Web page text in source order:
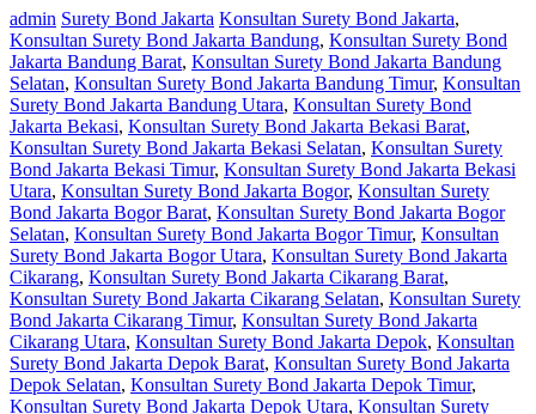
admin Surety Bond Jakarta Konsultan Surety Bond Jakarta,
Konsultan Surety Bond Jakarta Bandung, Konsultan Surety Bond
Jakarta Bandung Barat, Konsultan Surety Bond Jakarta Bandung
Selatan, Konsultan Surety Bond Jakarta Bandung Timur, Konsultan
Surety Bond Jakarta Bandung Utara, Konsultan Surety Bond
Jakarta Bekasi, Konsultan Surety Bond Jakarta Bekasi Barat,
Konsultan Surety Bond Jakarta Bekasi Selatan, Konsultan Surety
Bond Jakarta Bekasi Timur, Konsultan Surety Bond Jakarta Bekasi
Utara, Konsultan Surety Bond Jakarta Bogor, Konsultan Surety
Bond Jakarta Bogor Barat, Konsultan Surety Bond Jakarta Bogor
Selatan, Konsultan Surety Bond Jakarta Bogor Timur, Konsultan
Surety Bond Jakarta Bogor Utara, Konsultan Surety Bond Jakarta
Cikarang, Konsultan Surety Bond Jakarta Cikarang Barat,
Konsultan Surety Bond Jakarta Cikarang Selatan, Konsultan Surety
Bond Jakarta Cikarang Timur, Konsultan Surety Bond Jakarta
Cikarang Utara, Konsultan Surety Bond Jakarta Depok, Konsultan
Surety Bond Jakarta Depok Barat, Konsultan Surety Bond Jakarta
Depok Selatan, Konsultan Surety Bond Jakarta Depok Timur,
Konsultan Surety Bond Jakarta Depok Utara, Konsultan Surety